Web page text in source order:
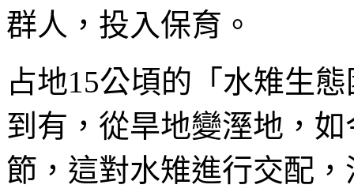
群人，投入保育。
占地15公頃的「水雉生
到有，從旱地變溼地，
節，這對水雉進行交配